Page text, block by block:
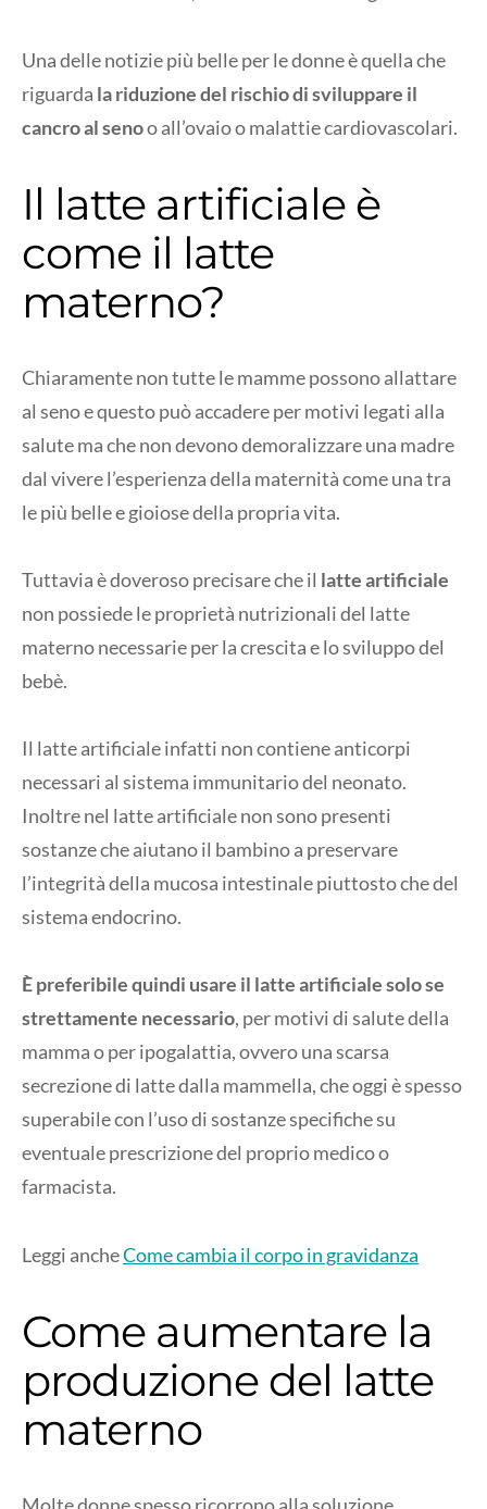
Una delle notizie più belle per le donne è quella che
riguarda la riduzione del rischio di sviluppare il
cancro al senoo all’ovaio o malattie cardiovascolari.
Il latte artificiale è
come il latte
materno?
Chiaramente non tutte le mamme possono allattare
al seno e questo può accadere per motivi legati alla
salute ma che non devono demoralizzare una madre
dal vivere l’esperienza della maternità come una tra
le più belle e gioiose della propria vita.
Tuttavia è doveroso precisare che il latte artificiale
non possiede le proprietà nutrizionali del latte
materno necessarie per la crescita e lo sviluppo del
bebè.
Il latte artificiale infatti non contiene anticorpi
necessari al sistema immunitario del neonato.
Inoltre nel latte artificiale non sono presenti
sostanze che aiutano il bambino a preservare
l’integrità della mucosa intestinale piuttosto che del
sistema endocrino.
È preferibile quindi usare il latte artificiale solo se
strettamente necessario, per motivi di salute della
mamma o per ipogalattia, ovvero una scarsa
secrezione di latte dalla mammella, che oggi è spesso
superabile con l’uso di sostanze specifiche su
eventuale prescrizione del proprio medico o
farmacista.
Leggi ancheCome cambia il corpo in gravidanza
Come aumentare la
produzione del latte
materno